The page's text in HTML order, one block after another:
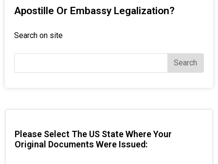
Apostille Or Embassy Legalization?
Search on site
Search
Please Select The US State Where Your
Original Documents Were Issued: